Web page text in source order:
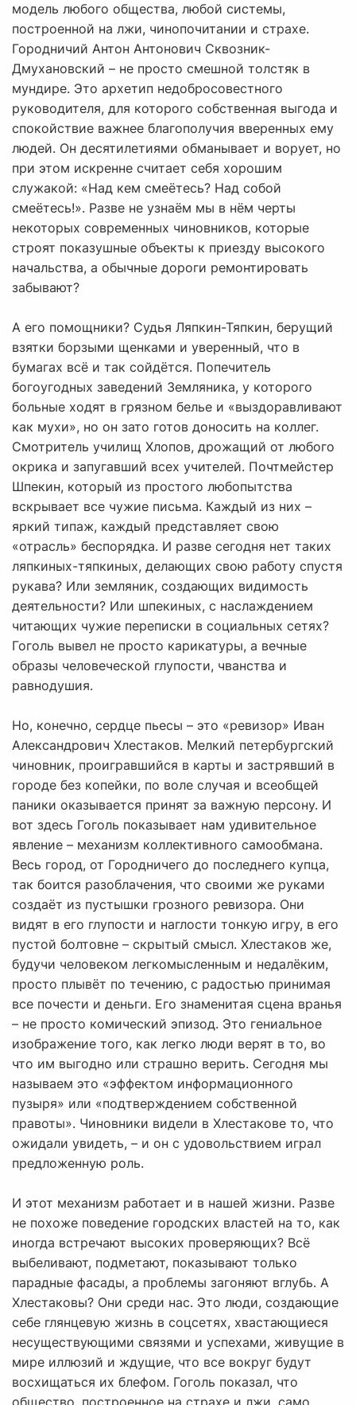
модель любого общества, любой системы,
построенной на лжи, чинопочитании и страхе.
Городничий Антон Антонович Сквозник-
Дмухановский – не просто смешной толстяк в
мундире. Это архетип недобросовестного
руководителя, для которого собственная выгода и
спокойствие важнее благополучия вверенных ему
людей. Он десятилетиями обманывает и ворует, но
при этом искренне считает себя хорошим
служакой: «Над кем смеётесь? Над собой
смеётесь!». Разве не узнаём мы в нём черты
некоторых современных чиновников, которые
строят показушные объекты к приезду высокого
начальства, а обычные дороги ремонтировать
забывают?
А его помощники? Судья Ляпкин-Тяпкин, берущий
взятки борзыми щенками и уверенный, что в
бумагах всё и так сойдётся. Попечитель
богоугодных заведений Земляника, у которого
больные ходят в грязном белье и «выздоравливают
как мухи», но он зато готов доносить на коллег.
Смотритель училищ Хлопов, дрожащий от любого
окрика и запугавший всех учителей. Почтмейстер
Шпекин, который из простого любопытства
вскрывает все чужие письма. Каждый из них –
яркий типаж, каждый представляет свою
«отрасль» беспорядка. И разве сегодня нет таких
ляпкиных-тяпкиных, делающих свою работу спустя
рукава? Или земляник, создающих видимость
деятельности? Или шпекиных, с наслаждением
читающих чужие переписки в социальных сетях?
Гоголь вывел не просто карикатуры, а вечные
образы человеческой глупости, чванства и
равнодушия.
Но, конечно, сердце пьесы – это «ревизор» Иван
Александрович Хлестаков. Мелкий петербургский
чиновник, проигравшийся в карты и застрявший в
городе без копейки, по воле случая и всеобщей
паники оказывается принят за важную персону. И
вот здесь Гоголь показывает нам удивительное
явление – механизм коллективного самообмана.
Весь город, от Городничего до последнего купца,
так боится разоблачения, что своими же руками
создаёт из пустышки грозного ревизора. Они
видят в его глупости и наглости тонкую игру, в его
пустой болтовне – скрытый смысл. Хлестаков же,
будучи человеком легкомысленным и недалёким,
просто плывёт по течению, с радостью принимая
все почести и деньги. Его знаменитая сцена вранья
– не просто комический эпизод. Это гениальное
изображение того, как легко люди верят в то, во
что им выгодно или страшно верить. Сегодня мы
называем это «эффектом информационного
пузыря» или «подтверждением собственной
правоты». Чиновники видели в Хлестакове то, что
ожидали увидеть, – и он с удовольствием играл
предложенную роль.
И этот механизм работает и в нашей жизни. Разве
не похоже поведение городских властей на то, как
иногда встречают высоких проверяющих? Всё
выбеливают, подметают, показывают только
парадные фасады, а проблемы загоняют вглубь. А
Хлестаковы? Они среди нас. Это люди, создающие
себе глянцевую жизнь в соцсетях, хвастающиеся
несуществующими связями и успехами, живущие в
мире иллюзий и ждущие, что все вокруг будут
восхищаться их блефом. Гоголь показал, что